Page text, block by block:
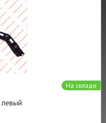
На складе